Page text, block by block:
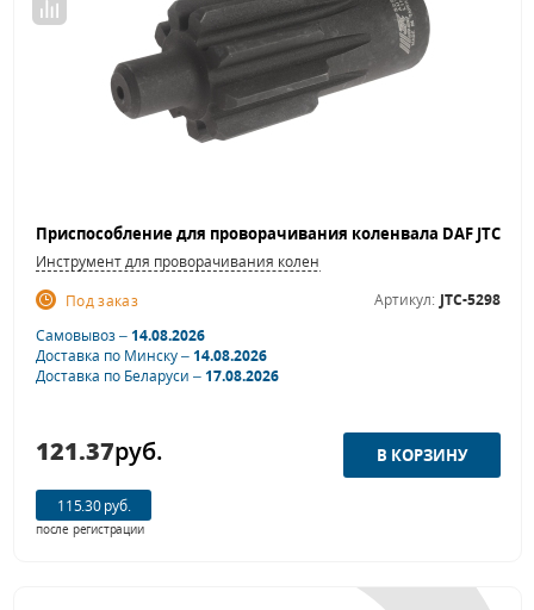
Инструмент для проворачивания коленвала
Под заказ
Артикул: JTC-5298
Самовывоз –14.08.2026
Доставка по Минску –14.08.2026
Доставка по Беларуси –17.08.2026
121.37руб.
115.30 руб.
после регистрации